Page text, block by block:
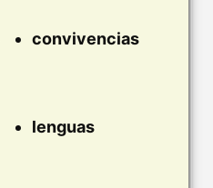
convivencias
lenguas